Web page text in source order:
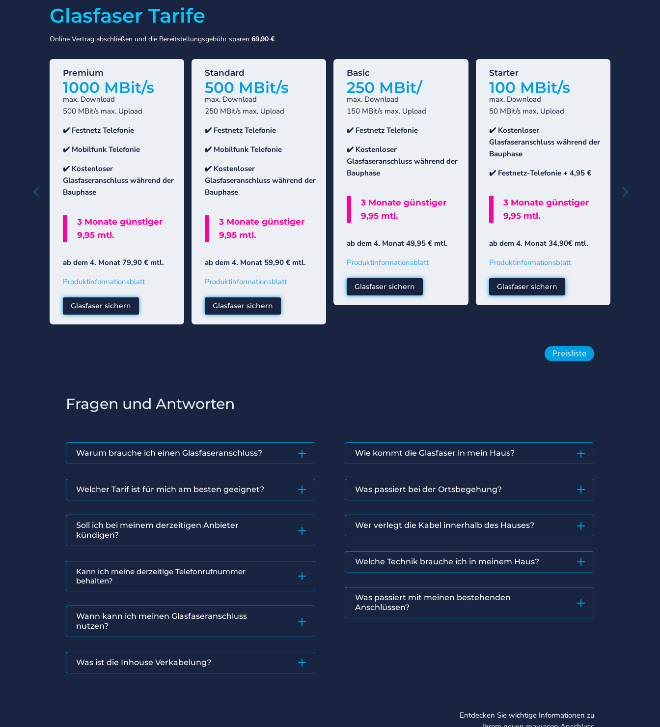
Glasfaser Tarife
Online Vertrag abschließen und die Bereitstellungsgebühr sparen69,90 €
Premium
1000 MBit/s
max. Download
500 MBit/s max. Upload
✔️ Festnetz Telefonie
✔️ Mobilfunk Telefonie
✔️ Kostenloser
Glasfaseranschluss während der
Bauphase
3 Monate günstiger
9,95 mtl.
ab dem 4. Monat 79,90 € mtl.
Produktinformationsblatt
Glasfaser sichern
Standard
500 MBit/s
max. Download
250 MBit/s max. Upload
✔️ Festnetz Telefonie
✔️ Mobilfunk Telefonie
✔️ Kostenloser
Glasfaseranschluss während der
Bauphase
3 Monate günstiger
9,95 mtl.
ab dem 4. Monat 59,90 € mtl.
Produktinformationsblatt
Glasfaser sichern
Basic
250 MBit/
max. Download
150 MBit/s max. Upload
✔️ Festnetz Telefonie
✔️ Kostenloser
Glasfaseranschluss während der
Bauphase
3 Monate günstiger
9,95 mtl.
ab dem 4. Monat 49,95 € mtl.
Produktinformationsblatt
Glasfaser sichern
Starter
100 MBit/s
max. Download
50 MBit/s max. Upload
✔️ Kostenloser
Glasfaseranschluss während der
Bauphase
✔️ Festnetz-Telefonie + 4,95 €
3 Monate günstiger
9,95 mtl.
ab dem 4. Monat 34,90€ mtl.
Produktinformationsblatt
Glasfaser sichern
Preisliste
Fragen und Antworten
Warum brauche ich einen Glasfaseranschluss?
Welcher Tarif ist für mich am besten geeignet?
Soll ich bei meinem derzeitigen Anbieter
kündigen?
Kann ich meine derzeitige Telefonrufnummer
behalten?
Wann kann ich meinen Glasfaseranschluss
nutzen?
Was ist die Inhouse Verkabelung?
Wie kommt die Glasfaser in mein Haus?
Was passiert bei der Ortsbegehung?
Wer verlegt die Kabel innerhalb des Hauses?
Welche Technik brauche ich in meinem Haus?
Was passiert mit meinen bestehenden
Anschlüssen?
Entdecken Sie wichtige Informationen zu